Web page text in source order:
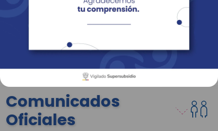
Revista Fácil Vivir
Sedes Directorio Servicios En Línea
Comunicados
Oficiales